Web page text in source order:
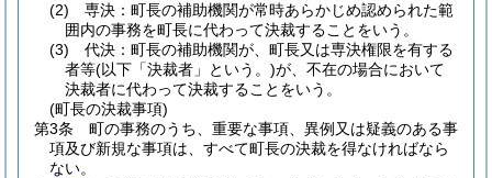
(2)
専決：町長の補助機関が常時あらかじめ認められた範
囲内の事務を町長に代わって決裁することをいう。
(3)
代決：町長の補助機関が、町長又は専決権限を有する
者等(以下「決裁者」という。)が、不在の場合において
決裁者に代わって決裁することをいう。
(町長の決裁事項)
第3条
町の事務のうち、重要な事項、異例又は疑義のある事
項及び新規な事項は、すべて町長の決裁を得なければなら
ない。